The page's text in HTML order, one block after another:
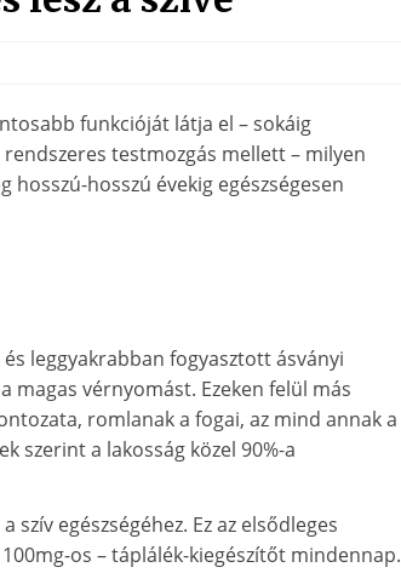
funkcióját látja el – sokáig
testmozgás mellett – milyen
hosszú-hosszú évekig egészségesen
leggyakrabban fogyasztott ásványi
magas vérnyomást. Ezeken felül más
romlanak a fogai, az mind annak a
szerint a lakosság közel 90%-a
egészségéhez. Ez az elsődleges
os – táplálék-kiegészítőt mindennap.